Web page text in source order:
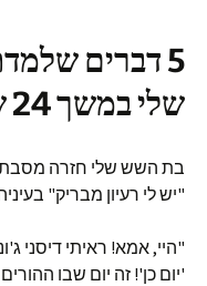
5 דברים
שלי במשך 24 שעות
בת השש שלי חזרה
"יש לי רעיון מבריק"
"היי, אמא! ראיתי דיסני
'יום כן'! זה יום שבו